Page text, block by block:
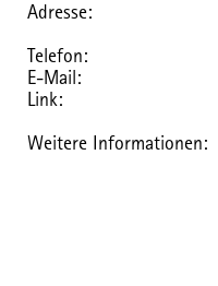
Adresse:
Telefon:
E-Mail:
Link:
Weitere Informationen: